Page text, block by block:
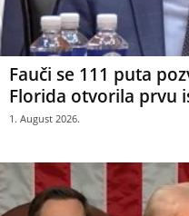
Fauči se 111 puta
Florida otvorila prvu
1. August 2026.